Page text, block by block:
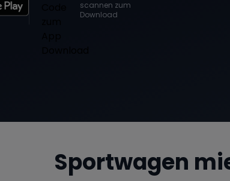
scannen zum
Download
Sportwagen